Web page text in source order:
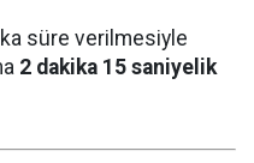
süre verilmesiyle
2 dakika 15 saniyelik